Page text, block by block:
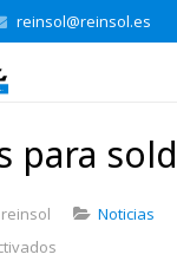
reinsol@reinsol.es
para
reinsol
Noticias